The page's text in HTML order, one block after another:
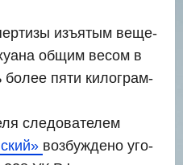
изъ­ятым веще­
общим весом в
более пяти кило­грам­
сле­до­ва­те­лем
воз­буж­де­но уго­